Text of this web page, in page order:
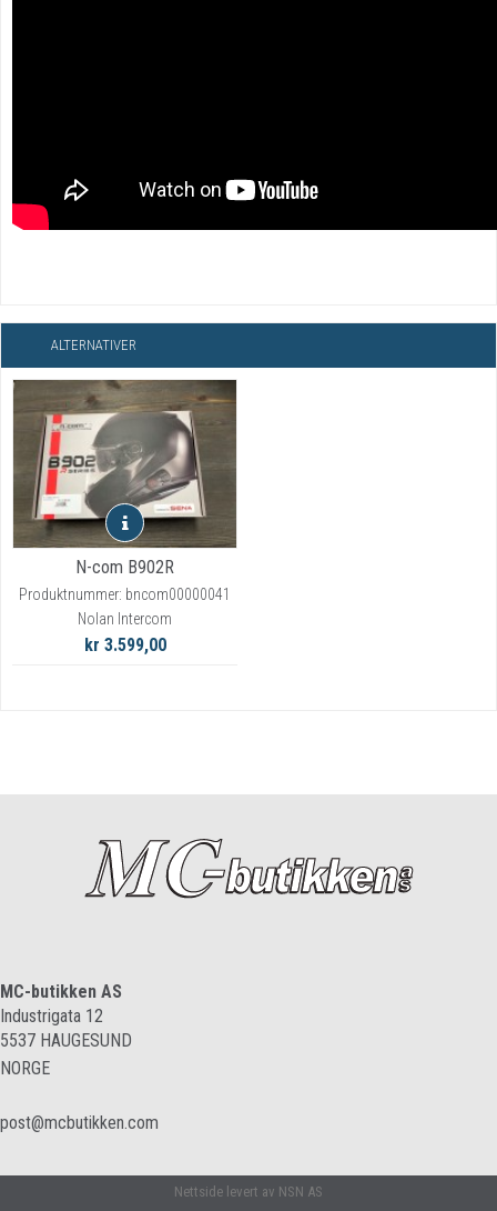
ALTERNATIVER
N-com B902R
Produktnummer: bncom00000041
Nolan Intercom
kr 3.599,00
MC-butikken AS
Industrigata 12
5537 HAUGESUND
NORGE
post@mcbutikken.com
Nettside levert av NSN AS